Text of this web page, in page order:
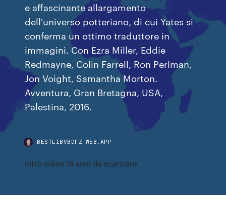
e affascinante allargamento
dell'universo potteriano, di cui Yates si
conferma un ottimo traduttore in
immagini. Con Ezra Miller, Eddie
Redmayne, Colin Farrell, Ron Perlman,
Jon Voight, Samantha Morton.
Avventura, Gran Bretagna, USA,
Palestina, 2016.
BESTLIBVBDFZ.WEB.APP
Intro video 18 anni da scaricare